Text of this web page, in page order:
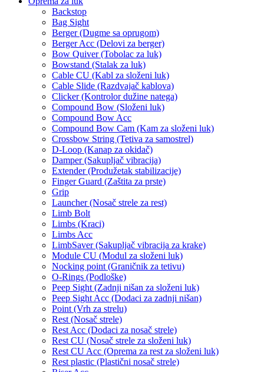
Backstop
Bag Sight
Berger (Dugme sa oprugom)
Berger Acc (Delovi za berger)
Bow Quiver (Tobolac za luk)
Bowstand (Stalak za luk)
Cable CU (Kabl za složeni luk)
Cable Slide (Razdvajač kablova)
Clicker (Kontrolor dužine natega)
Compound Bow (Složeni luk)
Compound Bow Acc
Compound Bow Cam (Kam za složeni luk)
Crossbow String (Tetiva za samostrel)
D-Loop (Kanap za okidač)
Damper (Sakupljač vibracija)
Extender (Produžetak stabilizacije)
Finger Guard (Zaštita za prste)
Grip
Launcher (Nosač strele za rest)
Limb Bolt
Limbs (Kraci)
Limbs Acc
LimbSaver (Sakupljač vibracija za krake)
Module CU (Modul za složeni luk)
Nocking point (Graničnik za tetivu)
O-Rings (Podloške)
Peep Sight (Zadnji nišan za složeni luk)
Peep Sight Acc (Dodaci za zadnji nišan)
Point (Vrh za strelu)
Rest (Nosač strele)
Rest Acc (Dodaci za nosač strele)
Rest CU (Nosač strele za složeni luk)
Rest CU Acc (Oprema za rest za složeni luk)
Rest plastic (Plastični nosač strele)